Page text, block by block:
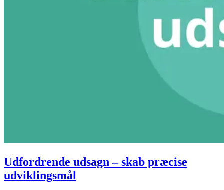
Udfordrende udsagn – skab præcise
udviklingsmål